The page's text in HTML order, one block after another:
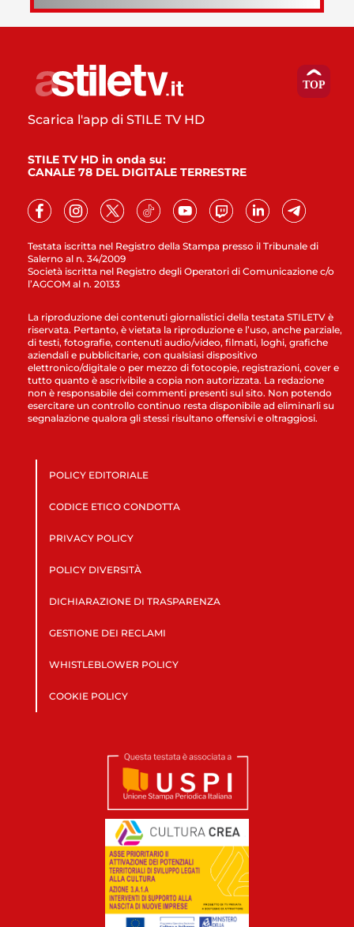
Testata iscritta nel Registro della Stampa presso il Tribunale di
Salerno al n. 34/2009
Società iscritta nel Registro degli Operatori di Comunicazione c/o
l’AGCOM al n. 20133
Scarica l'app di STILE TV HD
STILE TV HD in onda su:
CANALE 78 DEL DIGITALE TERRESTRE
La riproduzione dei contenuti giornalistici della testata STILETV è
riservata. Pertanto, è vietata la riproduzione e l’uso, anche parziale,
di testi, fotografie, contenuti audio/video, filmati, loghi, grafiche
aziendali e pubblicitarie, con qualsiasi dispositivo
elettronico/digitale o per mezzo di fotocopie, registrazioni, cover e
tutto quanto è ascrivibile a copia non autorizzata. La redazione
non è responsabile dei commenti presenti sul sito. Non potendo
esercitare un controllo continuo resta disponibile ad eliminarli su
segnalazione qualora gli stessi risultano offensivi e oltraggiosi.
POLICY EDITORIALE
CODICE ETICO CONDOTTA
PRIVACY POLICY
POLICY DIVERSITÀ
DICHIARAZIONE DI TRASPARENZA
GESTIONE DEI RECLAMI
WHISTLEBLOWER POLICY
COOKIE POLICY